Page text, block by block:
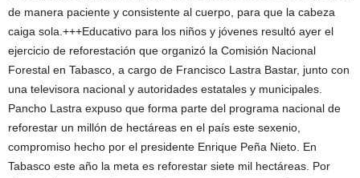
de manera paciente y consistente al cuerpo, para que la cabeza
caiga sola.+++Educativo para los niños y jóvenes resultó ayer el
ejercicio de reforestación que organizó la Comisión Nacional
Forestal en Tabasco, a cargo de Francisco Lastra Bastar, junto con
una televisora nacional y autoridades estatales y municipales.
Pancho Lastra expuso que forma parte del programa nacional de
reforestar un millón de hectáreas en el país este sexenio,
compromiso hecho por el presidente Enrique Peña Nieto. En
Tabasco este año la meta es reforestar siete mil hectáreas. Por